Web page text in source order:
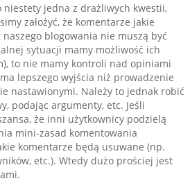
niestety jedna z drażliwych kwestii,
założyć, że komentarze jakie
blogowania nie muszą być
sytuacji mamy możliwość ich
to nie mamy kontroli nad opiniami
lepszego wyjścia niż prowadzenie
nastawionymi. Należy to jednak robić
podając argumenty, etc. Jeśli
że inni użytkownicy podzielą
mini-zasad komentowania
komentarze będą usuwane (np.
etc.). Wtedy dużo prościej jest